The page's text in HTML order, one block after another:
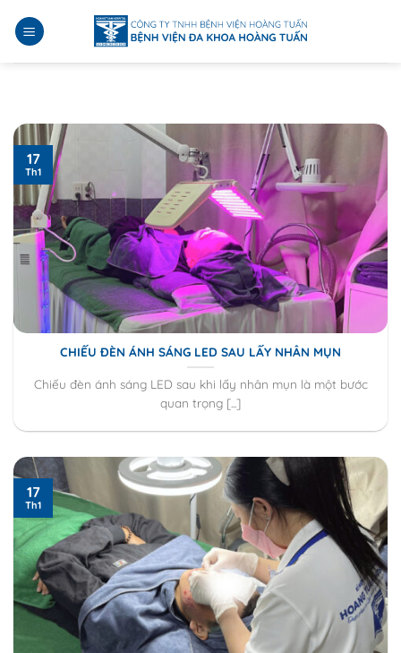
qua
CHIẾU ĐÈN ÁNH SÁNG LED SAU LẤY NHÂN MỤN
Chiếu đèn ánh sáng LED sau khi lấy nhân mụn là một bước
quan trọng [...]
17
Th1
17
Th1